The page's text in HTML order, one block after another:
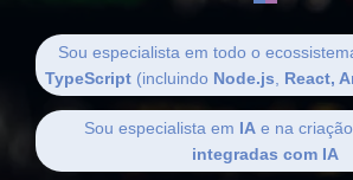
Sou especialista em todo o
TypeScript (incluindo Node.js React,
Sou especialista em IAe na
integradas com IA